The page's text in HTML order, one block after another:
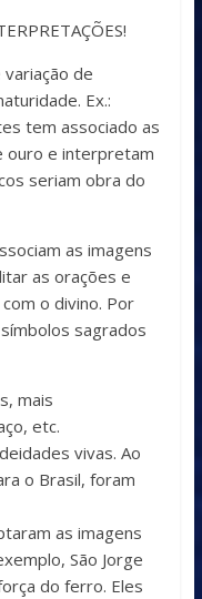
de
Ex.:
tem associado as
ouro e interpretam
seriam obra do
as imagens
as orações e
o divino. Por
sagrados
mais
etc.
vivas. Ao
o Brasil, foram
as imagens
São Jorge
do ferro. Eles